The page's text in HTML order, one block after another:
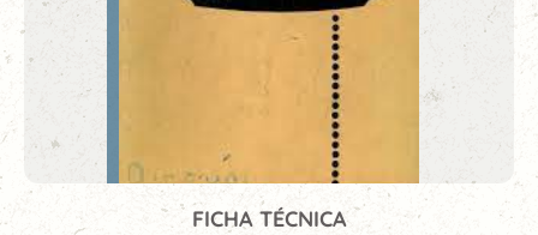
FICHA TÉCNICA